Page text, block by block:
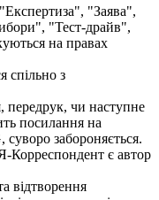
"Заява",
"Тест-драйв",
на правах
спільно з
передрук, чи наступне
посилання на
забороняється.
Корреспондент є автор
відтворення